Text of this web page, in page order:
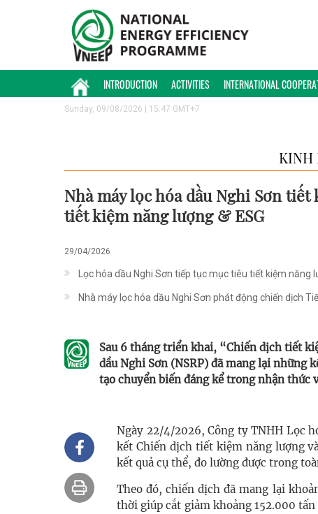
INTRODUCTION ACTIVITIES INTERNATIONAL
Sunday, 09/08/2026 | 15:47 GMT+7
KINH
Nhà máy lọc hóa dầu Nghi Sơn
tiết kiệm năng lượng & ESG
29/04/2026
Lọc hóa dầu Nghi Sơn tiếp tục mục tiêu tiết kiệm năng
Nhà máy lọc hóa dầu Nghi Sơn phát động chiến dịch
Sau 6 tháng triển khai, “Chiến dịch tiết
dầu Nghi Sơn (NSRP) đã mang lại những
tạo chuyển biến đáng kể trong nhận thức
Ngày 22/4/2026, Công ty TNHH Lọc
kết Chiến dịch tiết kiệm năng lượng
kết quả cụ thể, đo lường được trong
Theo đó, chiến dịch đã mang lại
thời giúp cắt giảm khoảng 152.000